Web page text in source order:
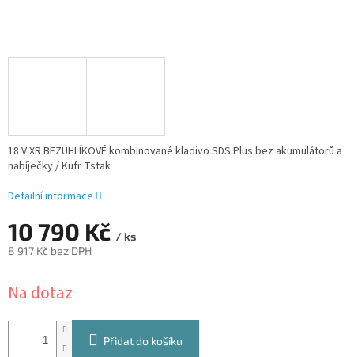
10 790 Kč / ks
8 917 Kč bez DPH
cena:
Na dotaz
Přidat do košíku
18 V XR BEZUHLÍKOVÉ kombinované kladivo SDS Plus bez akumulátorů a
nabíječky / Kufr Tstak
Detailní informace